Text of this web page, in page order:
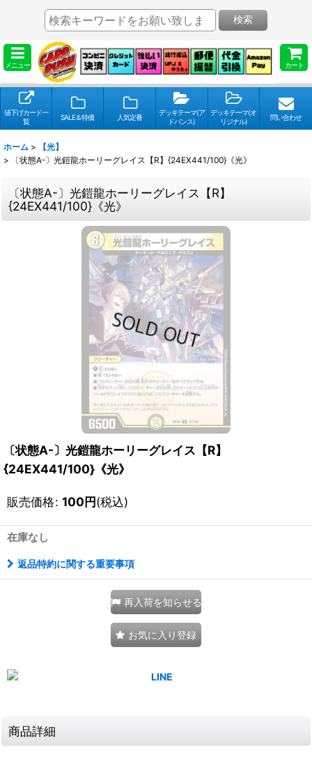
メニュー カート
検索
値下げカード一
覧
SALE＆特価 人気定番
デッキテーマ(ア
ドバンス)
デッキテーマ(オ
リジナル)
問い合わせ
ホーム >
【光】
>
〔状態A-〕光鎧龍ホーリーグレイス【R】{24EX441/100}《光》
〔状態A-〕光鎧龍ホーリーグレイス【R】
{24EX441/100}《光》
〔状態A-〕光鎧龍ホーリーグレイス【R】
{24EX441/100}《光》
販売価格: 100円(税込)
在庫なし
返品特約に関する重要事項
再入荷を知らせる
お気に入り登録
商品詳細